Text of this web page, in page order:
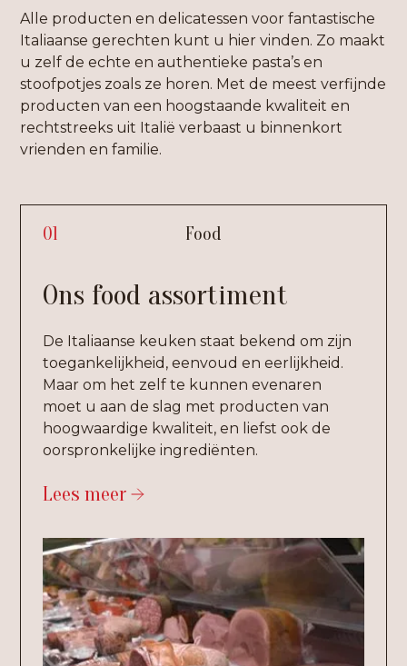
Alle producten en delicatessen voor fantastische
Italiaanse gerechten kunt u hier vinden. Zo maakt
u zelf de echte en authentieke pasta’s en
stoofpotjes zoals ze horen. Met de meest verfijnde
producten van een hoogstaande kwaliteit en
rechtstreeks uit Italië verbaast u binnenkort
vrienden en familie.
01 Food
Ons food assortiment
De Italiaanse keuken staat bekend om zijn
toegankelijkheid, eenvoud en eerlijkheid.
Maar om het zelf te kunnen evenaren
moet u aan de slag met producten van
hoogwaardige kwaliteit, en liefst ook de
oorspronkelijke ingrediënten.
Lees meer